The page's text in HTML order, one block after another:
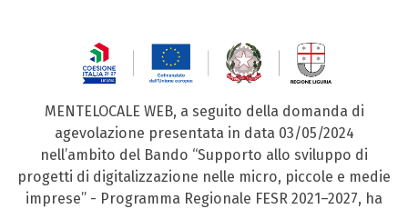
MENTELOCALE WEB, a seguito della domanda di
agevolazione presentata in data 03/05/2024
nell’ambito del Bando “Supporto allo sviluppo di
progetti di digitalizzazione nelle micro, piccole e medie
imprese” - Programma Regionale FESR 2021–2027, ha